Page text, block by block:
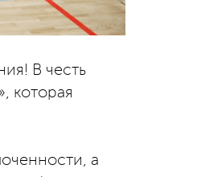
В честь
которая
а